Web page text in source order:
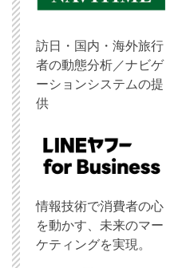
訪日・国内・海外旅行
者の動態分析／ナビゲ
ーションシステムの提
供
情報技術で消費者の心
を動かす、未来のマー
ケティングを実現。